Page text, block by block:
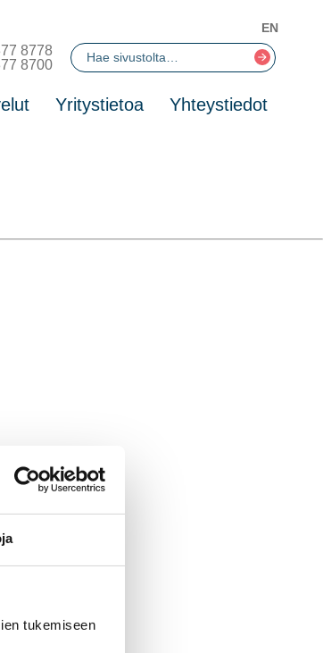
tukemiseen
8778
8700
Yritystietoa Yhteystiedot
EN